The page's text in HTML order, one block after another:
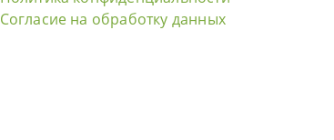
Согласие на обработку данных